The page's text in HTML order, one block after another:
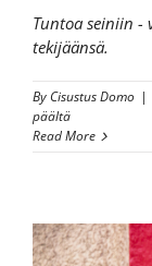
Tuntoa seiniin -
tekijäänsä.
By Cisustus Domo |
päältäartikkelissa
Tunto
–
Read More